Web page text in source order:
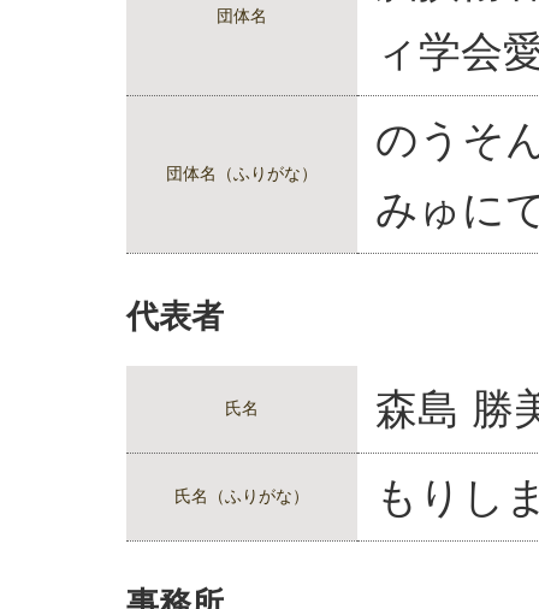
団体名
ィ学会
団体名（ふりがな）
のうそ
みゅに
代表者
氏名 森島 勝
氏名（ふりがな） もりし